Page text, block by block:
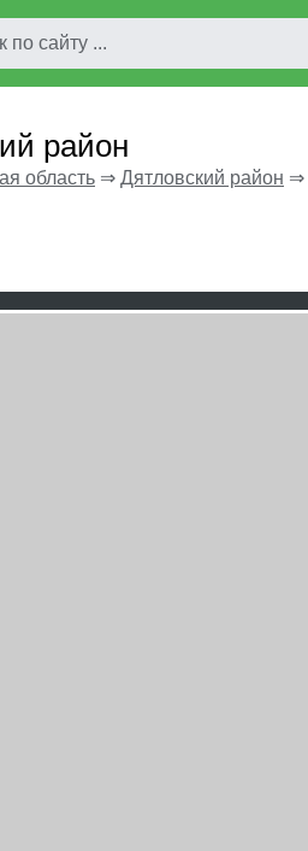
район
область ⇒ Дятловский район ⇒